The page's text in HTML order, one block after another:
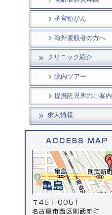
子宮頸がん
海外渡航者の方へ
クリニック紹介
院内ツアー
提携託児所のご案内
求人情報